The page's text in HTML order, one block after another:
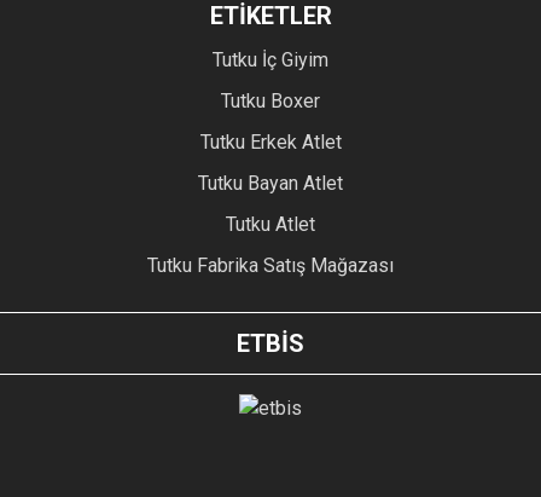
ETİKETLER
Tutku İç Giyim
Tutku Boxer
Tutku Erkek Atlet
Tutku Bayan Atlet
Tutku Atlet
Tutku Fabrika Satış Mağazası
ETBİS